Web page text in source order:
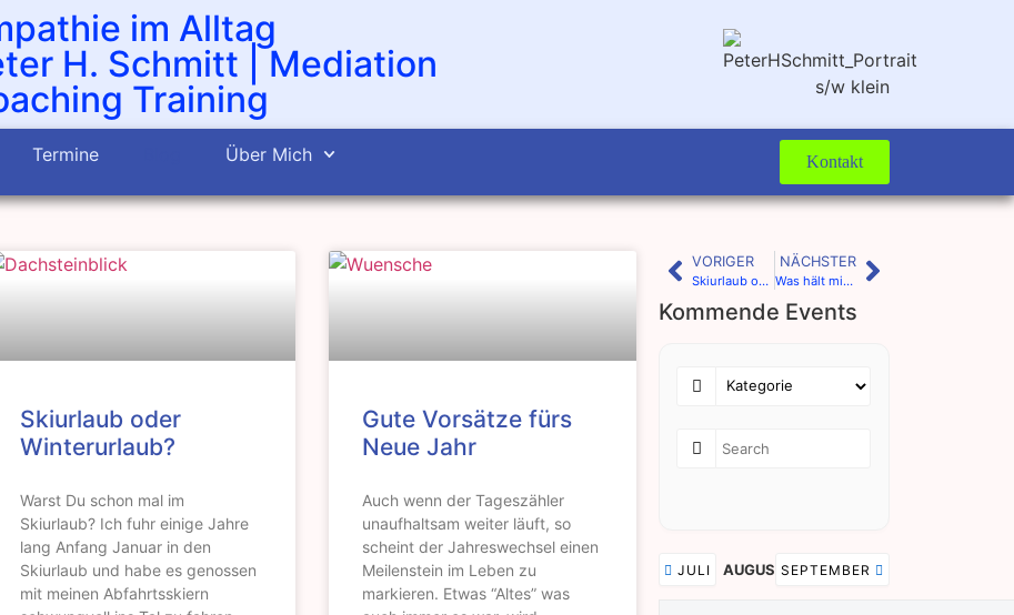
im Alltag
H. Schmitt | Mediation
Training
Termine Über Mich Kontakt
Skiurlaub oder
Winterurlaub?
Warst Du schon mal im
Skiurlaub? Ich fuhr einige Jahre
lang Anfang Januar in den
Skiurlaub und habe es genossen
mit meinen Abfahrtsskiern
Gute Vorsätze fürs
Neue Jahr
Auch wenn der Tageszähler
unaufhaltsam weiter läuft, so
scheint der Jahreswechsel einen
Meilenstein im Leben zu
markieren. Etwas “Altes” was
VORIGER
Skiurlaub oder Winterurlaub?
NÄCHSTER
Was hält mich in Gefangenschaft?
Kommende Events
JULI AUGUST 2026SEPTEMBER